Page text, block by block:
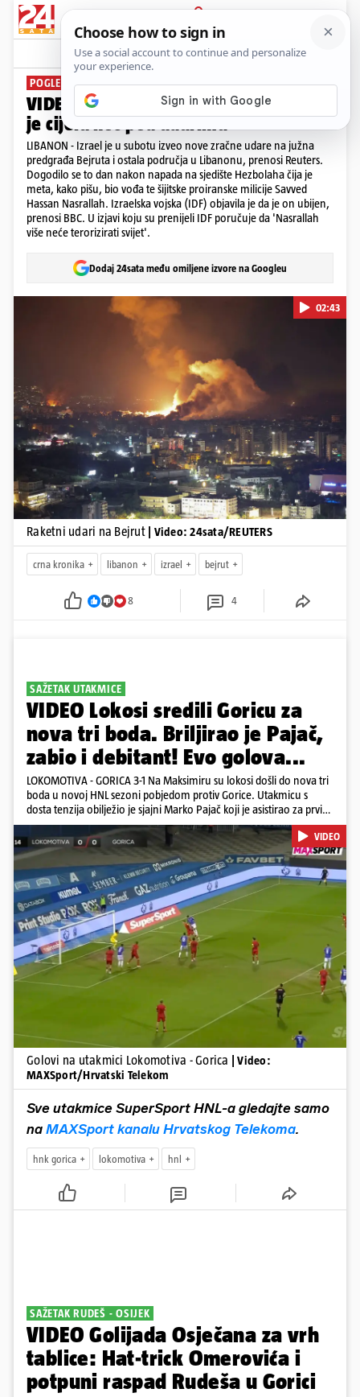
PRIJAVA
News Komentari
POGLEDAJTE SNIMKU
VIDEO Izrael pojačava napade: Bejrut
je cijelu noć pod udarima
LIBANON - Izrael je u subotu izveo nove zračne udare na južna
predgrađa Bejruta i ostala područja u Libanonu, prenosi Reuters.
Dogodilo se to dan nakon napada na sjedište Hezbolaha čija je
meta, kako pišu, bio vođa te šijitske proiranske milicije Savved
Hassan Nasrallah. Izraelska vojska (IDF) objavila je da je on ubijen,
prenosi BBC. U izjavi koju su prenijeli IDF poručuje da 'Nasrallah
više neće terorizirati svijet'.
Dodaj 24sata među omiljene izvore na Googleu
Pokretanje videa...
02:43
Raketni udari na Bejrut | Video: 24sata/REUTERS
crna kronika libanon izrael bejrut
8 4
SAŽETAK UTAKMICE
VIDEO Lokosi sredili Goricu za
nova tri boda. Briljirao je Pajač,
zabio i debitant! Evo golova...
LOKOMOTIVA - GORICA 3-1 Na Maksimiru su lokosi došli do nova tri
boda u novoj HNL sezoni pobjedom protiv Gorice. Utakmicu s
dosta tenzija obilježio je sjajni Marko Pajač koji je asistirao za prvi
gol Mariću, a zakuhao drugi kada je Kavelj zabio auto-gol.
Bogojević je smanjio, Gorica je pritiskala i nizala šanse, ali onda
primila kontru pred kraj. Lokosi sele na vrh tablice s Osijekom
Pokretanje videa...
VIDEO
Golovi na utakmici Lokomotiva - Gorica
| Video:
MAXSport/Hrvatski Telekom
Sve utakmice SuperSport HNL-a gledajte samo
na MAXSport kanalu Hrvatskog Telekoma.
hnk gorica lokomotiva hnl
SAŽETAK RUDEŠ - OSIJEK
VIDEO Golijada Osječana za vrh
tablice: Hat-trick Omerovića i
potpuni raspad Rudeša u Gorici